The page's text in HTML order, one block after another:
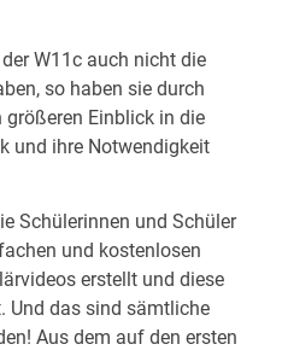
W11c auch nicht die
so haben sie durch
größeren Einblick in die
und ihre Notwendigkeit
Schülerinnen und Schüler
und kostenlosen
erstellt und diese
Und das sind sämtliche
Aus dem auf den ersten